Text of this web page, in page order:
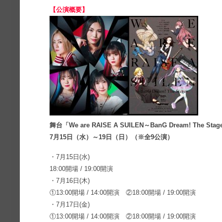
【公演概要】
舞台「We are RAISE A SUILEN～BanG Dream! The
7月15日（水）～19日（日）（※全9公演）
・7月15日(水)
18:00開場 / 19:00開演
・7月16日(木)
①13:00開場 / 14:00開演 ②18:00開場 / 19:00開演
・7月17日(金)
①13:00開場 / 14:00開演 ②18:00開場 / 19:00開演